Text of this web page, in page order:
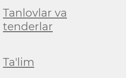
Tanlovlar va
tenderlar
Ta'lim